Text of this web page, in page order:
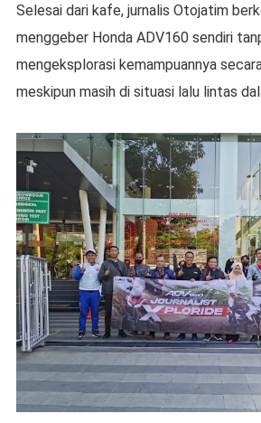
Selesai dari kafe, jurnalis Otojatim
menggeber Honda ADV160 sendiri
mengeksplorasi kemampuannya
meskipun masih di situasi lalu lintas